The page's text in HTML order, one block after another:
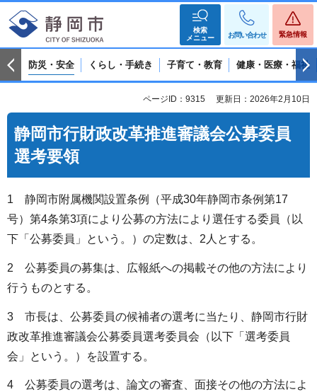
検索
メニュー
お問い合わせ 緊急情報
防災・安全 くらし・手続き 子育て・教育 健康・医療・福祉
ページID：9315 更新日：2026年2月10日
静岡市行財政改革推進審議会公募委員
選考要領
1 静岡市附属機関設置条例（平成30年静岡市条例第17
号）第4条第3項により公募の方法により選任する委員（以
下「公募委員」という。）の定数は、2人とする。
2 公募委員の募集は、広報紙への掲載その他の方法により
行うものとする。
3 市長は、公募委員の候補者の選考に当たり、静岡市行財
政改革推進審議会公募委員選考委員会（以下「選考委員
会」という。）を設置する。
4 公募委員の選考は、論文の審査、面接その他の方法によ